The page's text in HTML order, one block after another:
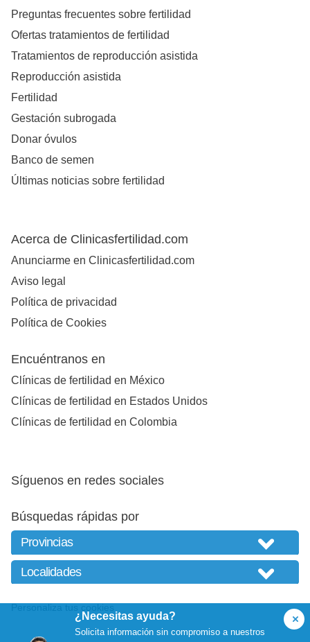
¿Necesitas ayuda?
Solicita información sin compromiso a nuestros
Preguntas frecuentes sobre fertilidad
Ofertas tratamientos de fertilidad
Tratamientos de reproducción asistida
Reproducción asistida
Fertilidad
Gestación subrogada
Donar óvulos
Banco de semen
Últimas noticias sobre fertilidad
Acerca de Clinicasfertilidad.com
Anunciarme en Clinicasfertilidad.com
Aviso legal
Política de privacidad
Política de Cookies
Encuéntranos en
Clínicas de fertilidad en México
Clínicas de fertilidad en Estados Unidos
Clínicas de fertilidad en Colombia
Síguenos en redes sociales
Búsquedas rápidas por